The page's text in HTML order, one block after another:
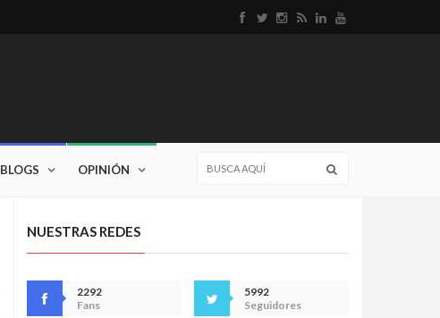
BLOGS OPINIÓN
NUESTRAS REDES
2292
Fans
5992
Seguidores